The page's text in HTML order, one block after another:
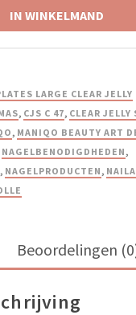
IN WINKELMAND
LARGE CLEAR JELLY
, CJS C 47, CLEAR JELLY
, MANIQO BEAUTY ART
NAGELBENODIGDHEDEN,
, NAGELPRODUCTEN,
Beoordelingen